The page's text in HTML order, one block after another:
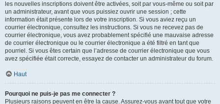
les nouvelles inscriptions doivent être activées, soit par vous-même ou soit par
un administrateur, avant que vous puissiez ouvrir une session ; cette
information était présente lors de votre inscription. Si vous aviez reçu un
courrier électronique, consultez les instructions. Si vous ne recevez pas de
courrier électronique, vous avez probablement spécifié une mauvaise adresse
de courrier électronique ou le courrier électronique a été filtré en tant que
pourriel. Si vous êtes certain que l’adresse de courrier électronique que vous
avez spécifiée était correcte, essayez de contacter un administrateur du forum.
Haut
Pourquoi ne puis-je pas me connecter ?
Plusieurs raisons peuvent en être la cause. Assurez-vous avant tout que votre